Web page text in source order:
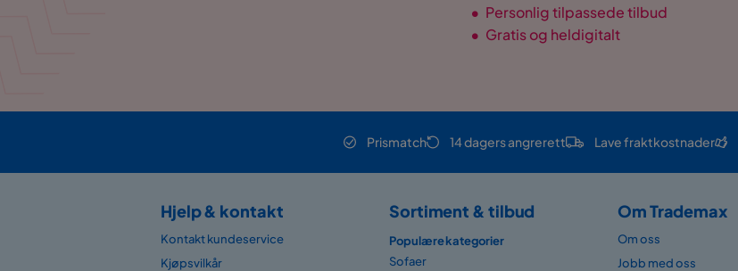
• Personlig tilpassede tilbud
• Gratis og heldigitalt
Prismatch 14 dagers angrerett Lave fraktkostnader
Hjelp & kontakt
Kontakt kundeservice
Kjøpsvilkår
Sortiment & tilbud
Populære kategorier
Sofaer
Om Trademax
Om oss
Jobb med oss